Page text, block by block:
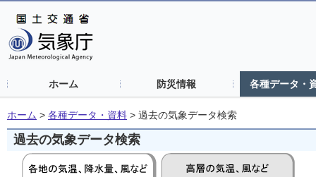
ホーム 防災情報 各種データ・
ホーム > 各種データ・資料 > 過去の気象データ検索
過去の気象データ検索